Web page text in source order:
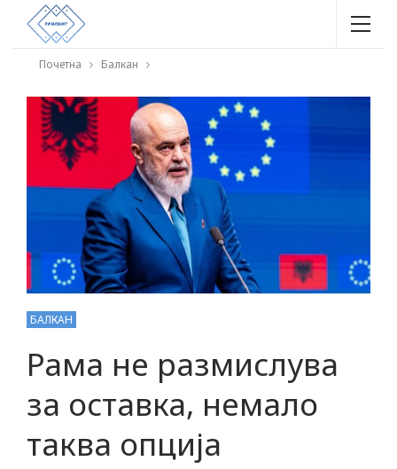
Почетна Балкан
БАЛКАН
Рама не размислува
за оставка, немало
таква опција